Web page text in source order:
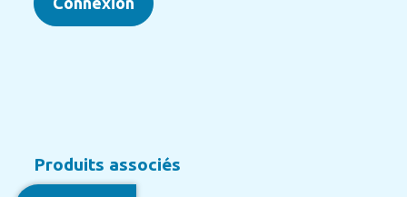
Produits associés